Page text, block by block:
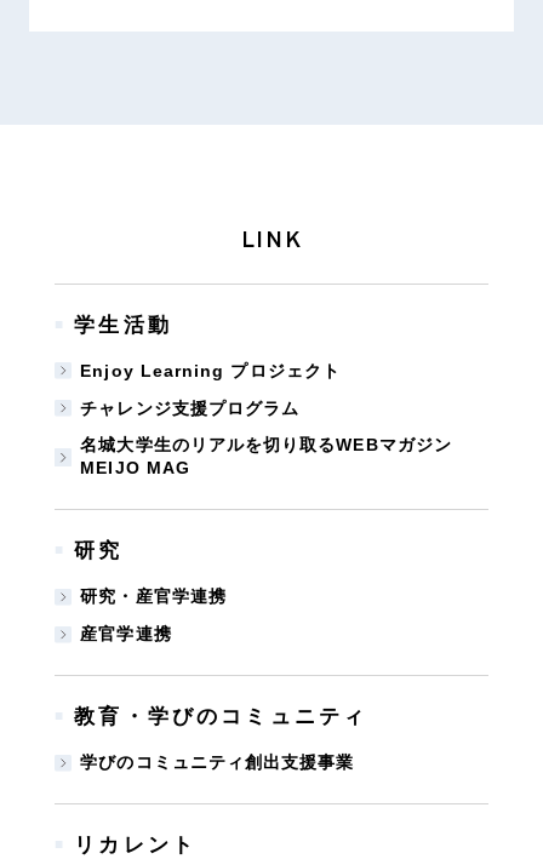
LINK
学生活動
Enjoy Learning プロジェクト
チャレンジ支援プログラム
名城大学生のリアルを切り取るWEBマガジン
MEIJO MAG
研究
研究・産官学連携
産官学連携
教育・学びのコミュニティ
学びのコミュニティ創出支援事業
リカレント